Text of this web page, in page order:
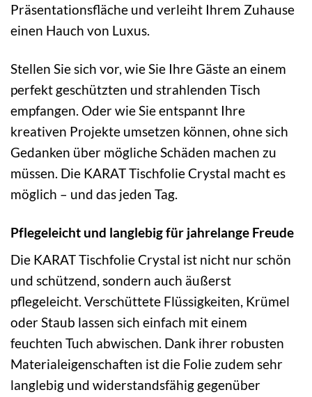
Präsentationsfläche und verleiht Ihrem Zuhause
einen Hauch von Luxus.
Stellen Sie sich vor, wie Sie Ihre Gäste an einem
perfekt geschützten und strahlenden Tisch
empfangen. Oder wie Sie entspannt Ihre
kreativen Projekte umsetzen können, ohne sich
Gedanken über mögliche Schäden machen zu
müssen. Die KARAT Tischfolie Crystal macht es
möglich – und das jeden Tag.
Pflegeleicht und langlebig für jahrelange Freude
Die KARAT Tischfolie Crystal ist nicht nur schön
und schützend, sondern auch äußerst
pflegeleicht. Verschüttete Flüssigkeiten, Krümel
oder Staub lassen sich einfach mit einem
feuchten Tuch abwischen. Dank ihrer robusten
Materialeigenschaften ist die Folie zudem sehr
langlebig und widerstandsfähig gegenüber